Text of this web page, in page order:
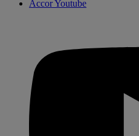
Accor Youtube